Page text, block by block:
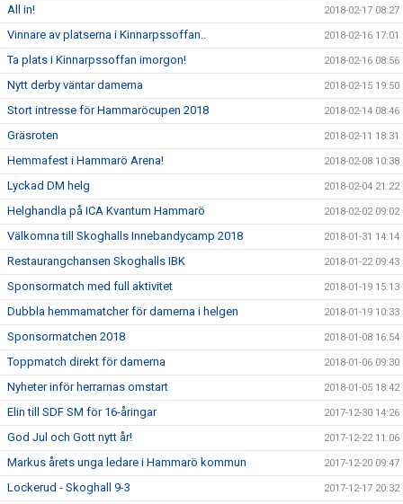
All in! 2018-02-17 08:27
Vinnare av platserna i Kinnarpssoffan.. 2018-02-16 17:01
Ta plats i Kinnarpssoffan imorgon! 2018-02-16 08:56
Nytt derby väntar damerna 2018-02-15 19:50
Stort intresse för Hammaröcupen 2018 2018-02-14 08:46
Gräsroten 2018-02-11 18:31
Hemmafest i Hammarö Arena! 2018-02-08 10:38
Lyckad DM helg 2018-02-04 21:22
Helghandla på ICA Kvantum Hammarö 2018-02-02 09:02
Välkomna till Skoghalls Innebandycamp 2018 2018-01-31 14:14
Restaurangchansen Skoghalls IBK 2018-01-22 09:43
Sponsormatch med full aktivitet 2018-01-19 15:13
Dubbla hemmamatcher för damerna i helgen 2018-01-19 10:33
Sponsormatchen 2018 2018-01-08 16:54
Toppmatch direkt för damerna 2018-01-06 09:30
Nyheter inför herrarnas omstart 2018-01-05 18:42
Elin till SDF SM för 16-åringar 2017-12-30 14:26
God Jul och Gott nytt år! 2017-12-22 11:06
Markus årets unga ledare i Hammarö kommun 2017-12-20 09:47
Lockerud - Skoghall 9-3 2017-12-17 20:32